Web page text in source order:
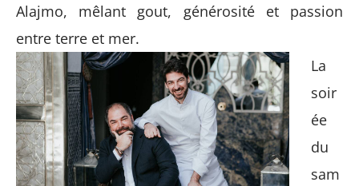
Alajmo, mêlant gout, générosité et passion
entre terre et mer.
La
soir
ée
du
sam